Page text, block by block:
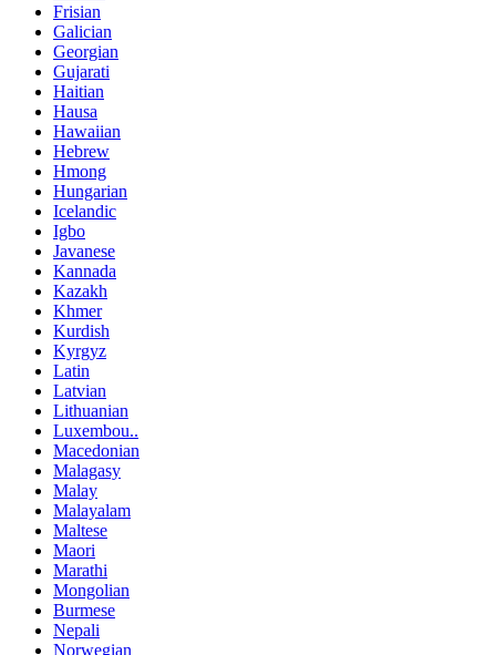
Frisian
Galician
Georgian
Gujarati
Haitian
Hausa
Hawaiian
Hebrew
Hmong
Hungarian
Icelandic
Igbo
Javanese
Kannada
Kazakh
Khmer
Kurdish
Kyrgyz
Latin
Latvian
Lithuanian
Luxembou..
Macedonian
Malagasy
Malay
Malayalam
Maltese
Maori
Marathi
Mongolian
Burmese
Nepali
Norwegian